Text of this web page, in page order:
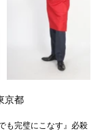
京都
も完璧にこなす』必殺